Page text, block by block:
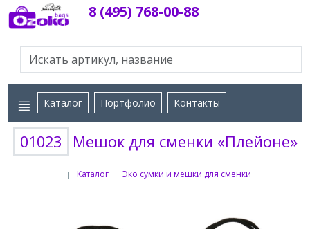
8 (495) 768-00-88
Каталог Портфолио Контакты
01023 Мешок для сменки «Плейоне»
| Каталог Эко сумки и мешки для сменки